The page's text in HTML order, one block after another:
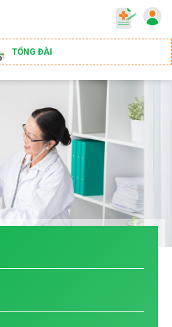
TỔNG ĐÀI